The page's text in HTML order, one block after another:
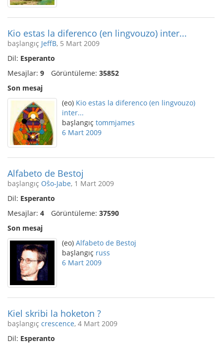
Kio estas la diferenco (en lingvouzo) inter...
başlangıç JeffB, 5 Mart 2009
Dil: Esperanto
Mesajlar: 9 Görüntüleme: 35852
Son mesaj
(eo) Kio estas la diferenco (en lingvouzo)
inter...
başlangıç tommjames
6 Mart 2009
Alfabeto de Bestoj
başlangıç Oŝo-Jabe, 1 Mart 2009
Dil: Esperanto
Mesajlar: 4 Görüntüleme: 37590
Son mesaj
(eo) Alfabeto de Bestoj
başlangıç russ
6 Mart 2009
Kiel skribi la hoketon ?
başlangıç crescence, 4 Mart 2009
Dil: Esperanto